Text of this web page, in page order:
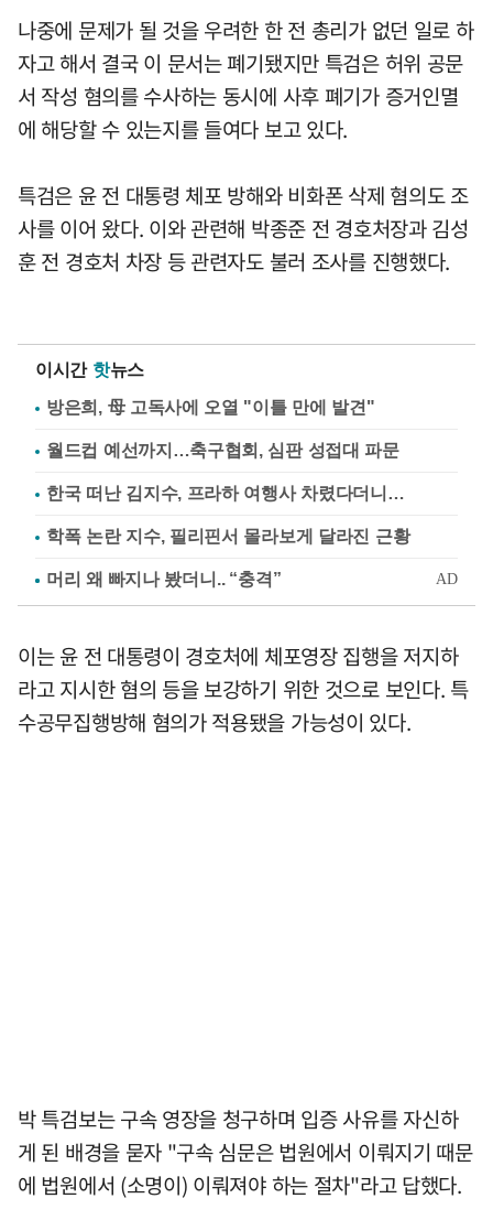
나중에 문제가 될 것을 우려한 한 전 총리가 없던 일로 하
자고 해서 결국 이 문서는 폐기됐지만 특검은 허위 공문
서 작성 혐의를 수사하는 동시에 사후 폐기가 증거인멸
에 해당할 수 있는지를 들여다 보고 있다.
특검은 윤 전 대통령 체포 방해와 비화폰 삭제 혐의도 조
사를 이어 왔다. 이와 관련해 박종준 전 경호처장과 김성
훈 전 경호처 차장 등 관련자도 불러 조사를 진행했다.
이시간 핫뉴스
방은희, 母 고독사에 오열 "이틀 만에 발견"
월드컵 예선까지…축구협회, 심판 성접대 파문
한국 떠난 김지수, 프라하 여행사 차렸다더니…
학폭 논란 지수, 필리핀서 몰라보게 달라진 근황
이는 윤 전 대통령이 경호처에 체포영장 집행을 저지하
라고 지시한 혐의 등을 보강하기 위한 것으로 보인다. 특
수공무집행방해 혐의가 적용됐을 가능성이 있다.
박 특검보는 구속 영장을 청구하며 입증 사유를 자신하
게 된 배경을 묻자 "구속 심문은 법원에서 이뤄지기 때문
에 법원에서 (소명이) 이뤄져야 하는 절차"라고 답했다.